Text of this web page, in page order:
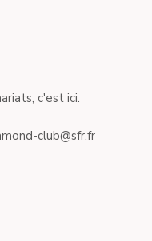
c'est ici.
club@sfr.fr